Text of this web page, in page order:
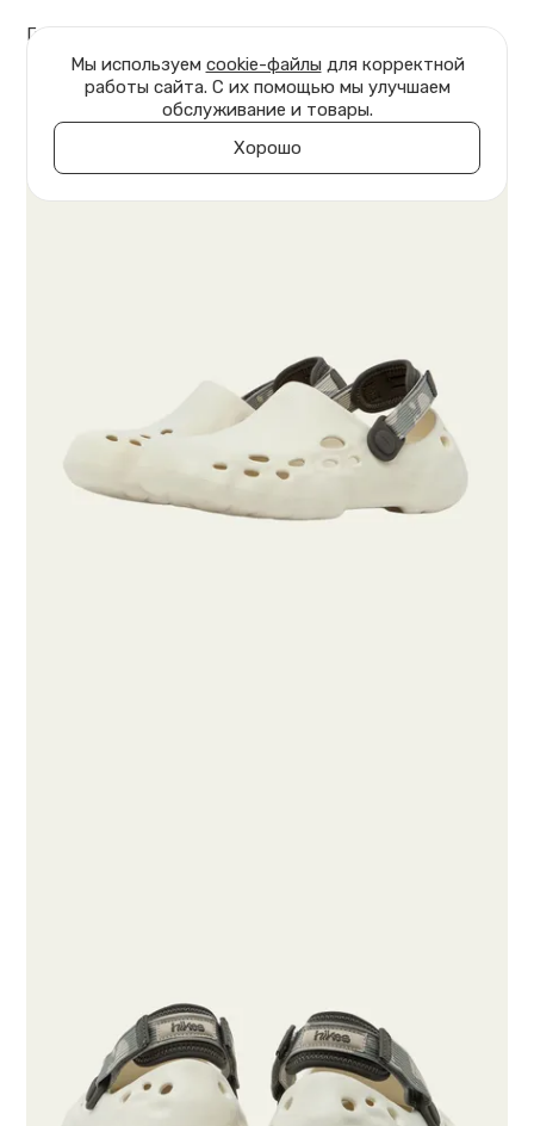
Главная Обувь Клоги Marble
Мы используем cookie-файлы для корректной
работы сайта. С их помощью мы улучшаем
обслуживание и товары.
Хорошо